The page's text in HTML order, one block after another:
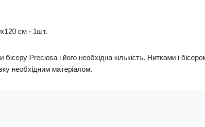
см - 1шт.
бісеру Preciosa і його необхідна кількість. Нитками і
необхідним матеріалом.